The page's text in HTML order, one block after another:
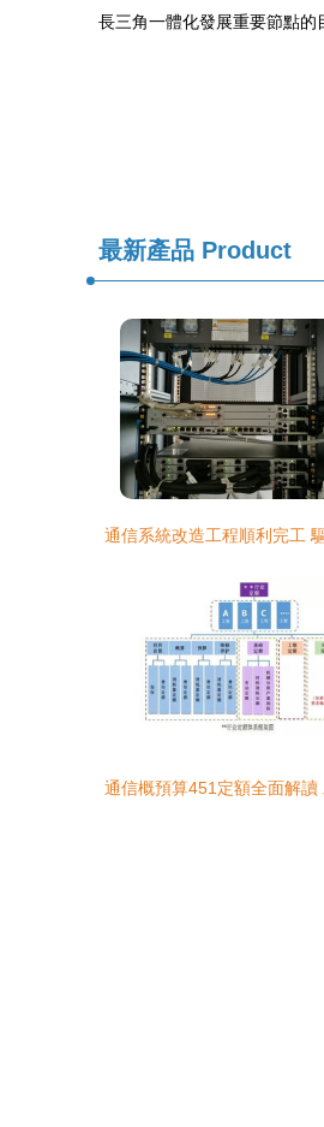
長三角一體化發展重要節點的
最新產品 Product